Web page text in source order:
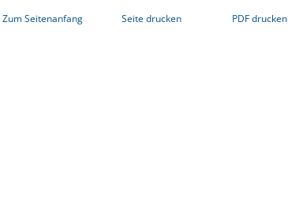
Zum Seitenanfang Seite drucken PDF drucken